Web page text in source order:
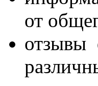
от
отзывы